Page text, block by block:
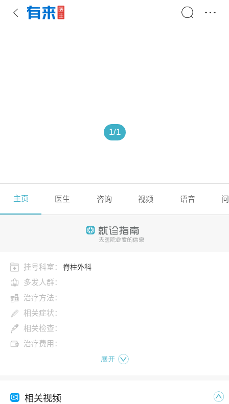
1/1
主页 医生 咨询 视频 语音
挂号科室： 脊柱外科
多发人群：
治疗方法：
相关症状：
相关检查：
治疗费用：
相关视频